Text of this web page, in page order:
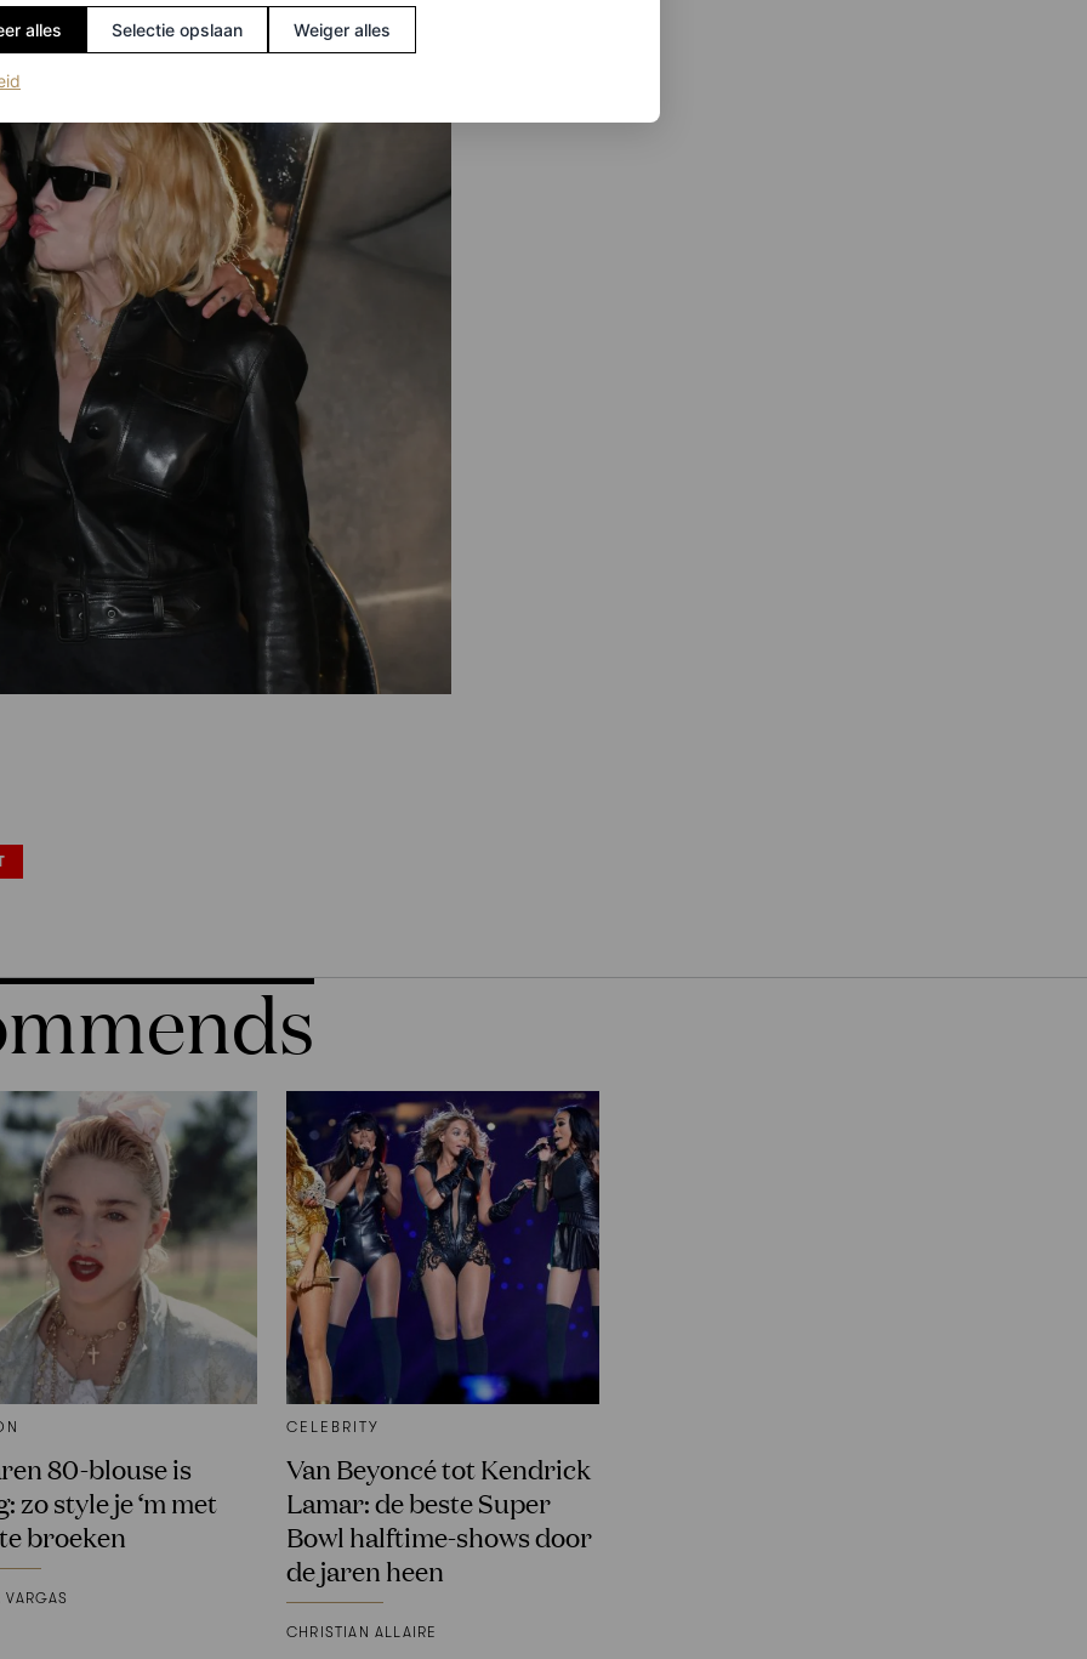
80-blouse is
zo style je ‘m met
broeken
VARGAS
CELEBRITY
Van Beyoncé tot Kendrick
Lamar: de beste Super
Bowl halftime-shows door
de jaren heen
CHRISTIAN ALLAIRE
alles Selectie opslaan Weiger alles